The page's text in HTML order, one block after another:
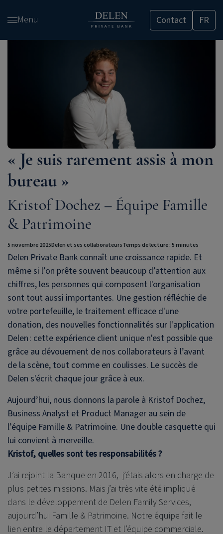
Menu Contact FR
« Je suis rarement assis à mon
bureau »
Kristof Dochez – Équipe Famille
& Patrimoine
5 novembre 2025Delen et ses collaborateursTemps de lecture : 5 minutes
Delen Private Bank connaît une croissance rapide. Et
même si l’on prête souvent beaucoup d’attention aux
chiffres, les personnes qui composent l'organisation
sont tout aussi importantes. Une gestion réfléchie de
votre portefeuille, le traitement efficace d'une
donation, des nouvelles fonctionnalités sur l'application
Delen : cette expérience client unique n'est possible que
grâce au dévouement de nos collaborateurs à l’avant
de la scène, tout comme en coulisses. Le succès de
Delen s'écrit chaque jour grâce à eux.
Aujourd’hui, nous donnons la parole à Kristof Dochez,
Business Analyst et Product Manager au sein de
l’équipe Famille & Patrimoine. Une double casquette qui
lui convient à merveille.
Kristof, quelles sont tes responsabilités ?
J’ai rejoint la Banque en 2016, j’étais alors en charge de
plus petites missions. Mais j’ai très vite été impliqué
dans le développement de Delen Family Services,
aujourd’hui Famille & Patrimoine. Notre équipe fait le
lien entre le département IT et l’équipe commerciale.